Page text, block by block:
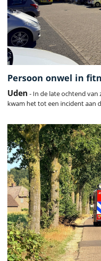
Persoon onwel in
Uden - In de late ochtend van
kwam het tot een incident aan